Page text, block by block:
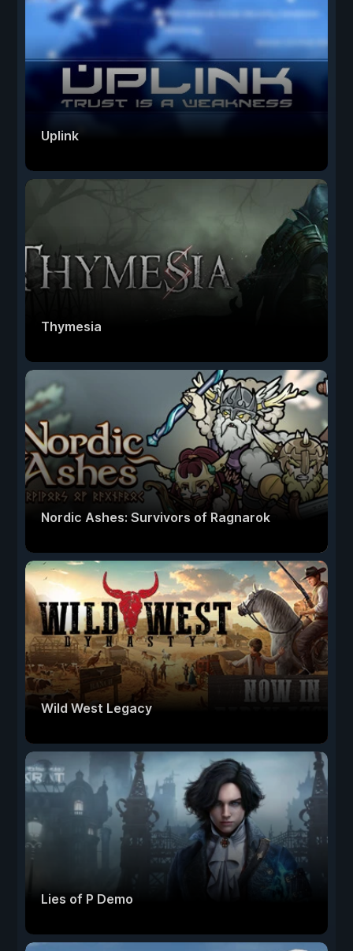
Uplink
Thymesia
Nordic Ashes: Survivors of Ragnarok
Wild West Legacy
Lies of P Demo